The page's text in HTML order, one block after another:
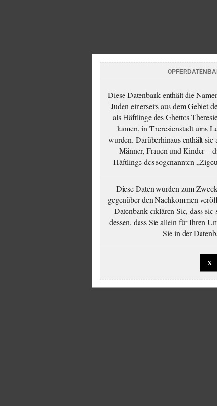
Diese Datenbank enthält die
Juden einerseits aus dem Gebiet
als Häftlinge des Ghettos
kamen, in Theresienstadt ums
wurden. Darüberhinaus enthält
Männer, Frauen und Kinder –
Häftlinge des sogenannten
Diese Daten wurden zum
gegenüber den Nachkommen
Datenbank erklären Sie, dass sie
dessen, dass Sie allein für Ihren
Sie in der
X